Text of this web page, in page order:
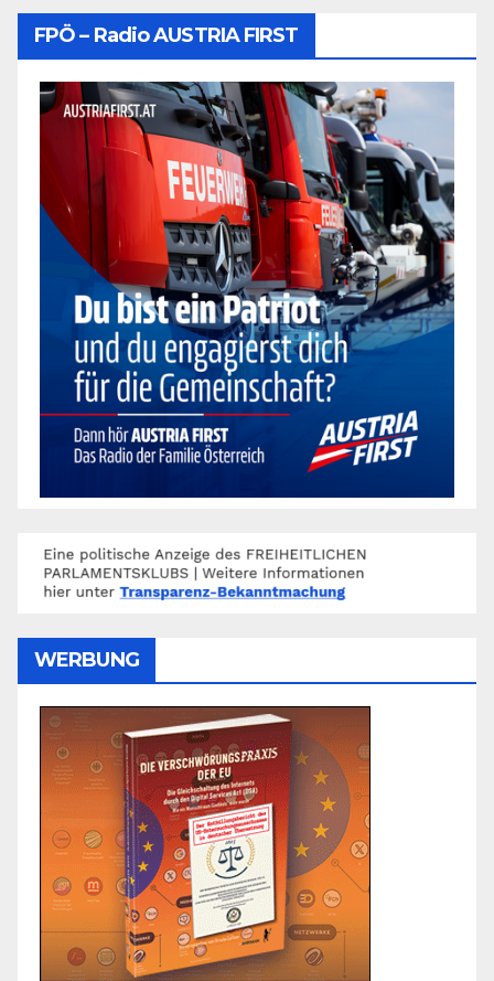
FPÖ – Radio AUSTRIA FIRST
WERBUNG